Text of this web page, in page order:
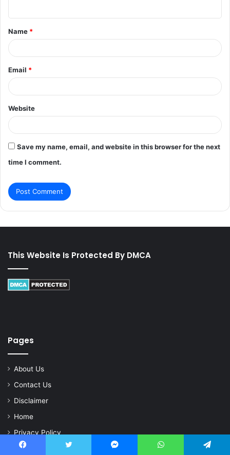
t
*
Name *
Email *
Website
Save my name, email, and website in this browser for the next
time I comment.
This Website Is Protected By DMCA
Pages
About Us
Contact Us
Disclaimer
Home
Privacy Policy